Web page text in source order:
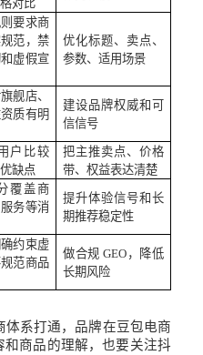
对比
要求商
范，禁
虚假宣
优化标题、卖点、
参数、适用场景
舰店、
质有明
建设品牌权威和可
信信号
户比较
缺点
把主推卖点、价格
带、权益表达清楚
覆盖商
务等消
提升体验信号和长
期推荐稳定性
约束虚
范商品
做合规 GEO，降低
长期风险
系打通，品牌在豆包电商
商品的理解，也要关注抖